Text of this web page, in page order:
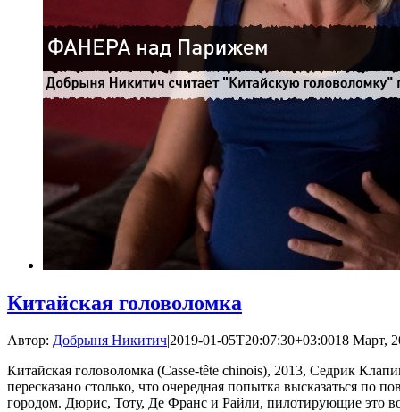
Китайская головоломка
Автор: Добрыня Никитич|2019-01-05T20:07:30+03:0018 Март,
Китайская головоломка (Casse-tête chinois), 2013, Седрик
пересказано столько, что очередная попытка высказаться по
городом. Дюрис, Тоту, Де Франс и Райли, пилотирующие это